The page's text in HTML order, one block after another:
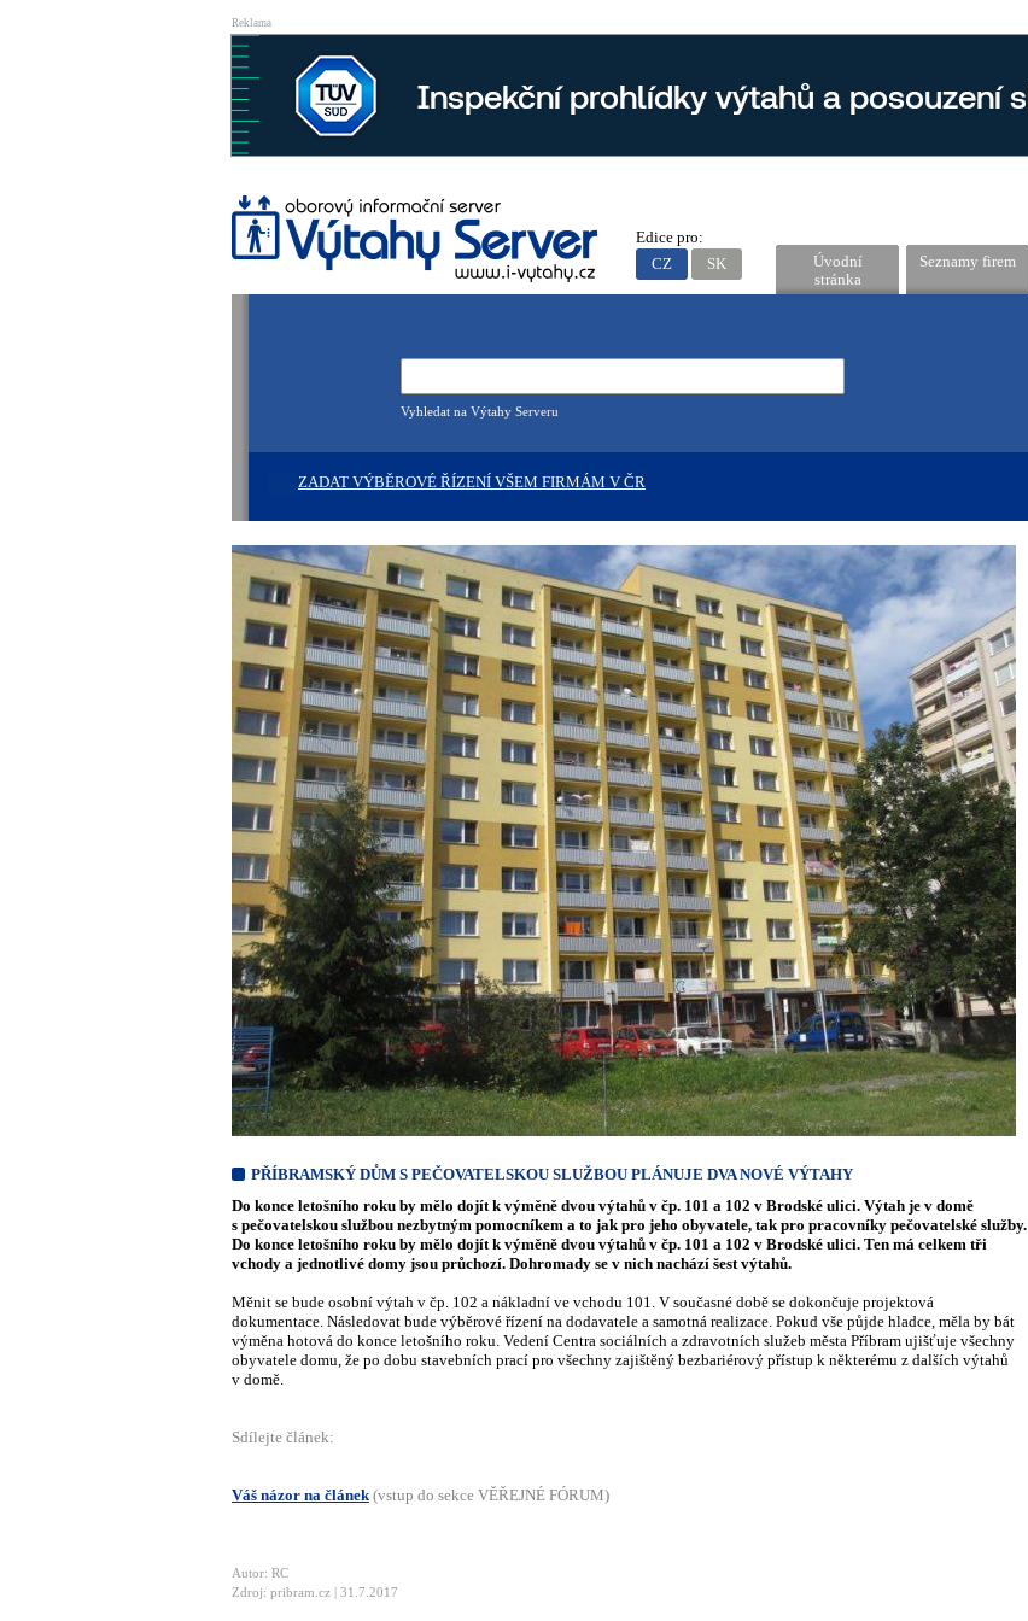
Reklama
Úvodní
stránka
Seznamy firem
Vyhledat na Výtahy Serveru
ZADAT VÝBĚROVÉ ŘÍZENÍ VŠEM FIRMÁM V ČR
Edice pro:
CZ
SK
PŘÍBRAMSKÝ DŮM S PEČOVATELSKOU SLUŽBOU PLÁNUJE DVA NOVÉ VÝTAHY
Do konce letošního roku by mělo dojít k výměně dvou výtahů v čp. 101 a 102 v Brodské ulici. Výtah je v domě
s pečovatelskou službou nezbytným pomocníkem a to jak pro jeho obyvatele, tak pro pracovníky pečovatelské služby.
Do konce letošního roku by mělo dojít k výměně dvou výtahů v čp. 101 a 102 v Brodské ulici. Ten má celkem tři
vchody a jednotlivé domy jsou průchozí. Dohromady se v nich nachází šest výtahů.
Měnit se bude osobní výtah v čp. 102 a nákladní ve vchodu 101. V současné době se dokončuje projektová
dokumentace. Následovat bude výběrové řízení na dodavatele a samotná realizace. Pokud vše půjde hladce, měla by bát
výměna hotová do konce letošního roku. Vedení Centra sociálních a zdravotních služeb města Příbram ujišťuje všechny
obyvatele domu, že po dobu stavebních prací pro všechny zajištěný bezbariérový přístup k některému z dalších výtahů
v domě.
Sdílejte článek:
Váš názor na článek (vstup do sekce VĚŘEJNÉ FÓRUM)
Autor: RC
Zdroj: pribram.cz | 31.7.2017